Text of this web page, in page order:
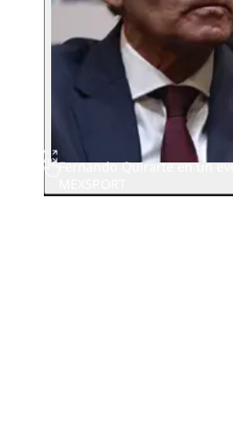
Fernando Quirarte en un